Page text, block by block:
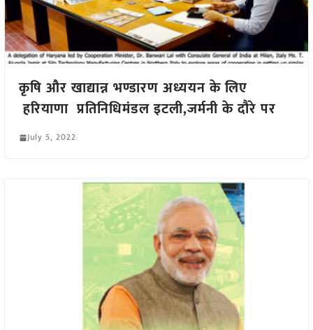
कृषि और खाद्यान्न भण्डारण अध्ययन के लिए
हरियाणा प्रतिनिधिमंडल इटली,जर्मनी के दौरे पर
July 5, 2022